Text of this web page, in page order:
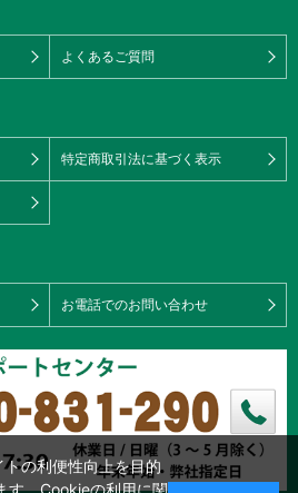
よくあるご質問
特定商取引法に基づく表示
お電話でのお問い合わせ
の利便性向上を目的